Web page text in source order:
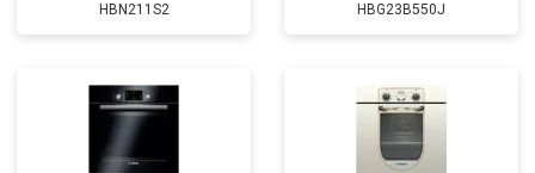
HBN211S2 HBG23B550J